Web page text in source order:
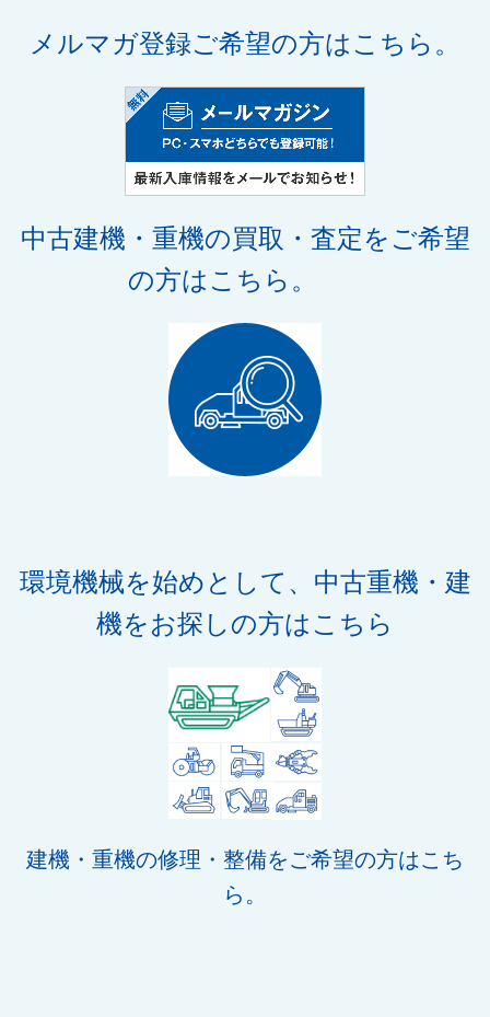
メルマガ登録ご希望の方はこちら。
中古建機・重機の買取・査定をご希望
の方はこちら。
環境機械を始めとして、中古重機・建
機をお探しの方はこちら
建機・重機の修理・整備をご希望の方はこち
ら。